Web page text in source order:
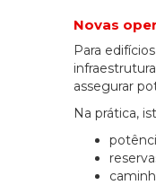
Novas
Para
assegurar
Na prática,